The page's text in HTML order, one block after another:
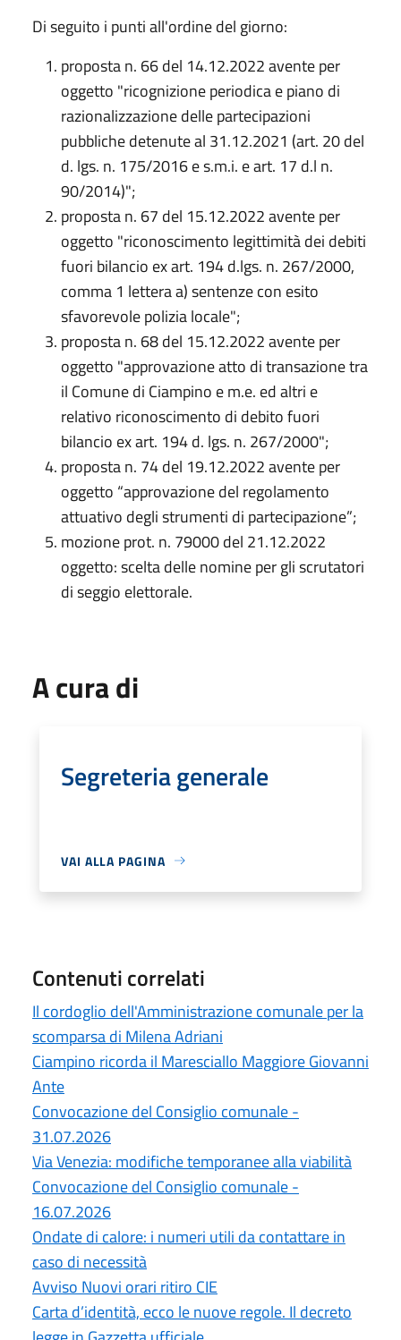
Di seguito i punti all'ordine del giorno:
proposta n. 66 del 14.12.2022 avente per
oggetto "ricognizione periodica e piano di
razionalizzazione delle partecipazioni
pubbliche detenute al 31.12.2021 (art. 20 del
d. lgs. n. 175/2016 e s.m.i. e art. 17 d.l n.
90/2014)";
proposta n. 67 del 15.12.2022 avente per
oggetto "riconoscimento legittimità dei debiti
fuori bilancio ex art. 194 d.lgs. n. 267/2000,
comma 1 lettera a) sentenze con esito
sfavorevole polizia locale";
proposta n. 68 del 15.12.2022 avente per
oggetto "approvazione atto di transazione tra
il Comune di Ciampino e m.e. ed altri e
relativo riconoscimento di debito fuori
bilancio ex art. 194 d. lgs. n. 267/2000";
proposta n. 74 del 19.12.2022 avente per
oggetto “approvazione del regolamento
attuativo degli strumenti di partecipazione”;
mozione prot. n. 79000 del 21.12.2022
oggetto: scelta delle nomine per gli scrutatori
di seggio elettorale.
A cura di
Segreteria generale
VAI ALLA PAGINA
Contenuti correlati
Il cordoglio dell'Amministrazione comunale per la
scomparsa di Milena Adriani
Ciampino ricorda il Maresciallo Maggiore Giovanni
Ante
Convocazione del Consiglio comunale -
31.07.2026
Via Venezia: modifiche temporanee alla viabilità
Convocazione del Consiglio comunale -
16.07.2026
Ondate di calore: i numeri utili da contattare in
caso di necessità
Avviso Nuovi orari ritiro CIE
Carta d’identità, ecco le nuove regole. Il decreto